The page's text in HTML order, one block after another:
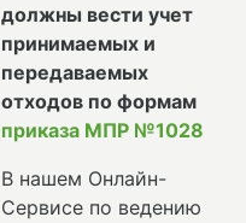
должны вести учет
принимаемых и
передаваемых
отходов по формам
приказа МПР №1028
В нашем Онлайн-
Сервисе по ведению